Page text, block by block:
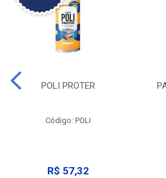
POLI PROTER
Código: POLI
R$ 57,32